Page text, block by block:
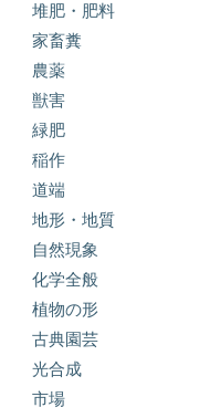
堆肥・肥料
家畜糞
農薬
獣害
緑肥
稲作
道端
地形・地質
自然現象
化学全般
植物の形
古典園芸
光合成
市場